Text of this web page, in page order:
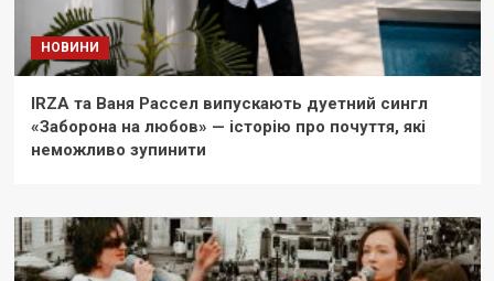
НОВИНИ
IRZA та Ваня Рассел випускають дуетний сингл
«Заборона на любов» — історію про почуття, які
неможливо зупинити